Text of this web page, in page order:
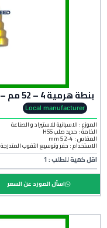
بنطة هرمية 4 – 52 مم – Step Drill Bit 4–52 mm (Copy)
Local manufacturer
الموزع : الاسبانية للاستيراد و الصناعة
الخامة : حديد صلب HSS
المقاس : 4-52 mm
الاستخدام : حفر وتوسيع الثقوب المتدرجة
اقل كمية للطلب : 1
اسأل المورد عن السعر